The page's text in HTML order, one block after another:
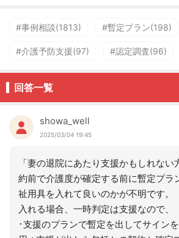
#事例相談(1813) #暫定プラン(198)
#介護予防支援(97) #認定調査(96)
回答一覧
showa_well
2025/03/04 19:45
「妻の退院にあたり支援かもしれない
約前で介護度が確定する前に暫定プラ
祉用具を入れて良いのかが不明です。
入れる場合、一時判定は支援なので、
･支援のプランで暫定を出してサイン